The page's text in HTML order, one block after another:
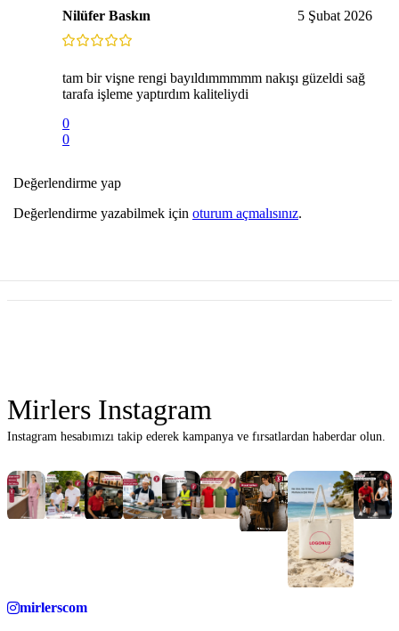
Nilüfer Baskın 5 Şubat 2026
tam bir vişne rengi bayıldımmmmm nakışı güzeldi sağ
tarafa işleme yaptırdım kaliteliydi
0
0
Değerlendirme yap
Değerlendirme yazabilmek için oturum açmalısınız.
Mirlers Instagram
Instagram hesabımızı takip ederek kampanya ve fırsatlardan haberdar olun.
mirlerscom